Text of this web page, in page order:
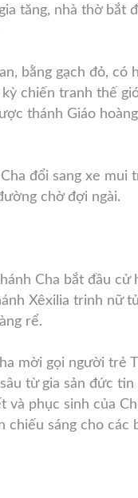
tăng, nhà thờ bắt
bằng gạch đỏ, có
chiến tranh thế
thánh Giáo
đổi sang xe mui
chờ đợi ngài.
Cha bắt đầu cử
Xêxilia trinh nữ
rể.
mời gọi người trẻ
từ gia sản đức
và phục sinh của
chiếu sáng cho các